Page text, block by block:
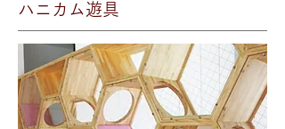
ハニカム遊具